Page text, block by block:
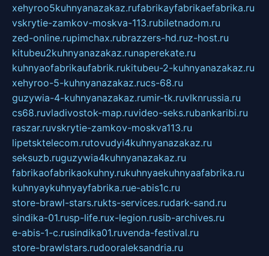
xehyroo5kuhnyanazakaz.rufabrikayfabrikaefabrika.ru
vskrytie-zamkov-moskva-113.rubiletnadom.ru
zed-online.rupimchax.rubrazzers-hd.ruz-host.ru
kitubeu2kuhnyanazakaz.runaperekate.ru
kuhnyaofabrikaufabrik.rukitubeu-2-kuhnyanazakaz.ru
xehyroo-5-kuhnyanazakaz.rucs-68.ru
guzywia-4-kuhnyanazakaz.rumir-tk.ruvlknrussia.ru
cs68.ruvladivostok-map.ruvideo-seks.rubankaribi.ru
raszar.ruvskrytie-zamkov-moskva113.ru
lipetsktelecom.rutovudyi4kuhnyanazakaz.ru
seksuzb.ruguzywia4kuhnyanazakaz.ru
fabrikaofabrikaokuhny.rukuhnyaekuhnyaafabrika.ru
kuhnyaykuhnyayfabrika.rue-abis1c.ru
store-brawl-stars.rukts-services.rudark-sand.ru
sindika-01.rusp-life.rux-legion.rusib-archives.ru
e-abis-1-c.rusindika01.ruvenda-festival.ru
store-brawlstars.rudooraleksandria.ru